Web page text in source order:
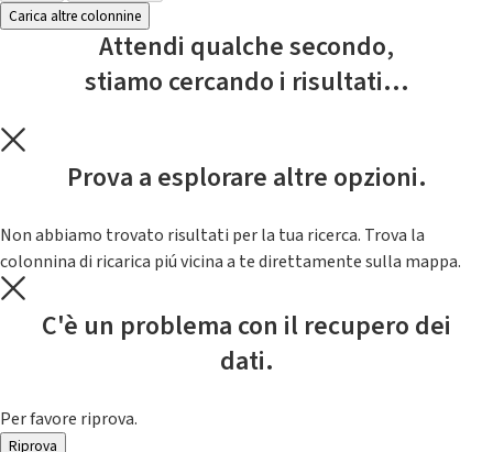
Carica altre colonnine
Attendi qualche secondo,
stiamo cercando i risultati...
Prova a esplorare altre opzioni.
Non abbiamo trovato risultati per la tua ricerca. Trova la
colonnina di ricarica piú vicina a te direttamente sulla mappa.
C'è un problema con il recupero dei
dati.
Per favore riprova.
Riprova